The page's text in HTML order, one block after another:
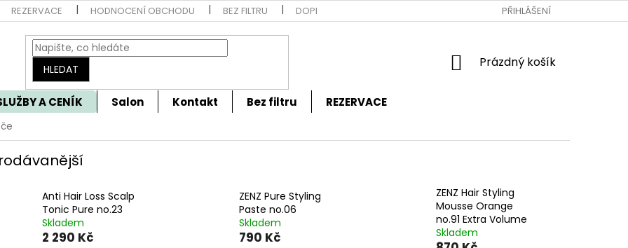
REZERVACE HODNOCENÍ OBCHODU BEZ FILTRU DOPRAVA A PLATBA OBCHODNÍ PODMÍNKY
PŘIHLÁŠENÍ
HLEDAT
NÁKUPNÍ
Prázdný košík
A CENÍK Salon Kontakt Bez filtru REZERVACE
Anti Hair Loss Scalp
Tonic Pure no.23
Skladem
2 290 Kč
ZENZ Pure Styling
Paste no.06
Skladem
790 Kč
ZENZ Hair Styling
Mousse Orange
no.91 Extra Volume
Skladem